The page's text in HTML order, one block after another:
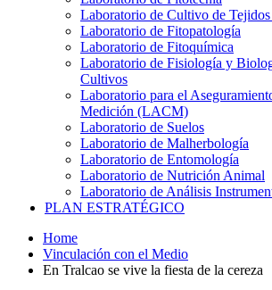
Laboratorio de Cultivo de Tejidos
Laboratorio de Fitopatología
Laboratorio de Fitoquímica
Laboratorio de Fisiología y
Cultivos
Laboratorio para el
Medición (LACM)
Laboratorio de Suelos
Laboratorio de Malherbología
Laboratorio de Entomología
Laboratorio de Nutrición Animal
Laboratorio de Análisis
PLAN ESTRATÉGICO
Home
Vinculación con el Medio
En Tralcao se vive la fiesta de la cereza